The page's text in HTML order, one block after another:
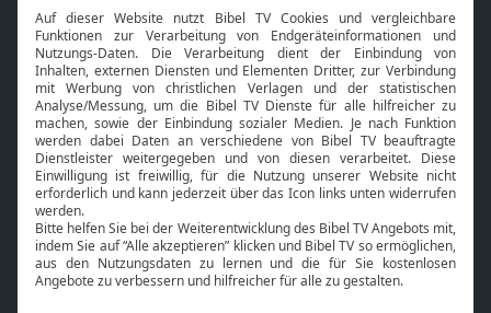
Neuigkeiten
Smart TV
HbbTV
Bibelthek Online-Bibel
Nächster Gottesdienst
Bibel TV
Über uns
Jobs
Service
Kontakt
TV-Empfang